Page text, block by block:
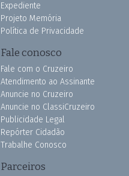
Expediente
Projeto Memória
Política de Privacidade
Fale conosco
Fale com o Cruzeiro
Atendimento ao Assinante
Anuncie no Cruzeiro
Anuncie no ClassiCruzeiro
Publicidade Legal
Repórter Cidadão
Trabalhe Conosco
Parceiros